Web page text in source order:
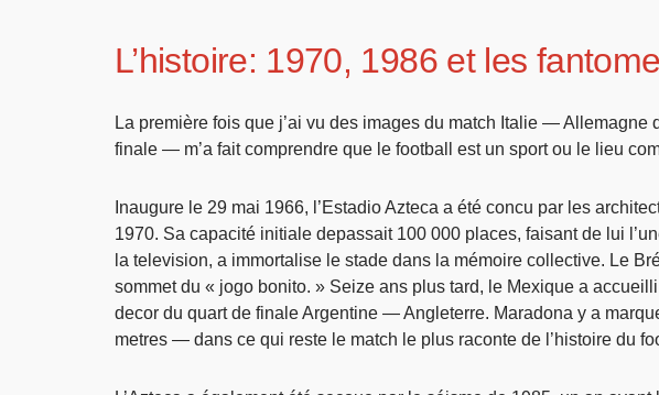
L’histoire: 1970, 1986 et les
La première fois que j’ai vu des images du match Italie —
finale — m’a fait comprendre que le football est un sport ou le lieu
Inaugure le 29 mai 1966, l’Estadio Azteca a été concu par les
1970. Sa capacité initiale depassait 100 000 places, faisant de lui
la television, a immortalise le stade dans la mémoire collective. Le
sommet du « jogo bonito. » Seize ans plus tard, le Mexique a
decor du quart de finale Argentine — Angleterre. Maradona y a
metres — dans ce qui reste le match le plus raconte de l’histoire du